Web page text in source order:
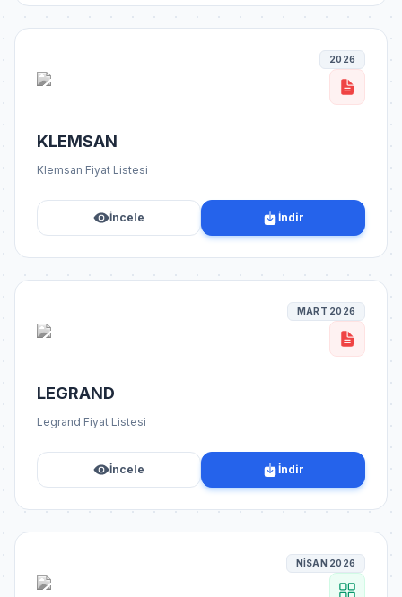
2026
KLEMSAN
Klemsan Fiyat Listesi
İncele İndir
MART 2026
LEGRAND
Legrand Fiyat Listesi
İncele İndir
NİSAN 2026